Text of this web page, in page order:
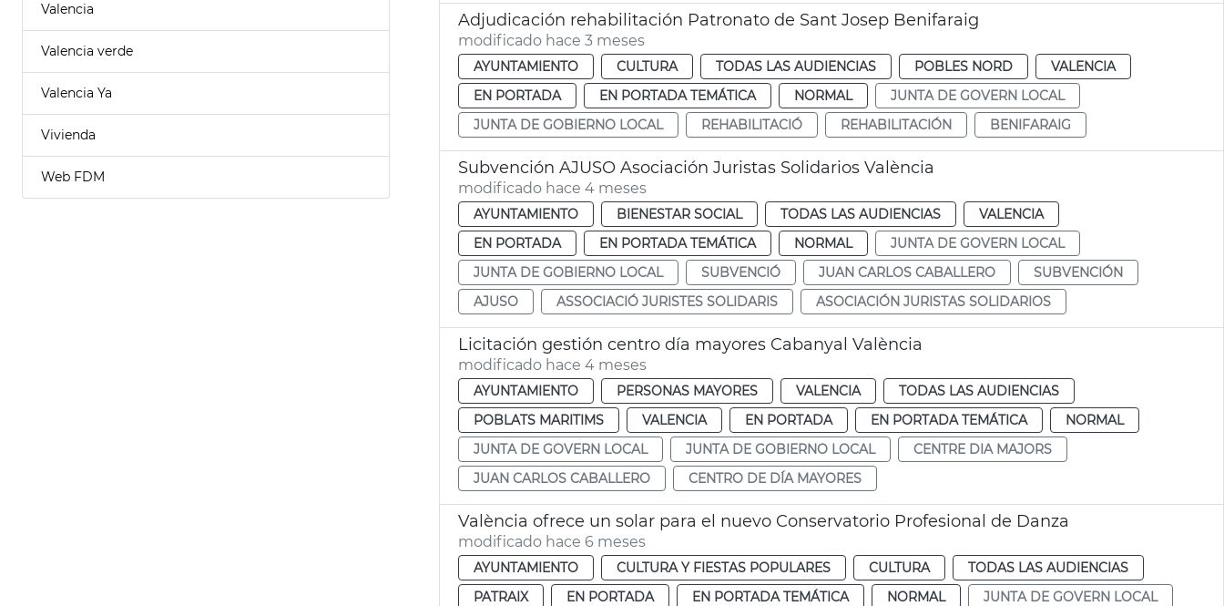
Valencia
Valencia verde
Valencia Ya
Vivienda
Web FDM
Adjudicación rehabilitación Patronato de Sant Josep Benifaraig
modificado hace 3 meses
AYUNTAMIENTO CULTURA TODAS LAS AUDIENCIAS POBLES NORD
VALENCIA
EN PORTADA
EN PORTADA TEMÁTICA NORMAL
JUNTA DE GOVERN LOCAL
JUNTA DE GOBIERNO LOCAL
REHABILITACIÓ REHABILITACIÓN BENIFARAIG
Subvención AJUSO Asociación Juristas Solidarios València
modificado hace 4 meses
AYUNTAMIENTO BIENESTAR SOCIAL TODAS LAS AUDIENCIAS
VALENCIA
EN PORTADA
EN PORTADA TEMÁTICA NORMAL
JUNTA DE GOVERN LOCAL
JUNTA DE GOBIERNO LOCAL
SUBVENCIÓ JUAN CARLOS CABALLERO
SUBVENCIÓN
AJUSO
ASSOCIACIÓ JURISTES SOLIDARIS ASOCIACIÓN JURISTAS SOLIDARIOS
Licitación gestión centro día mayores Cabanyal València
modificado hace 4 meses
AYUNTAMIENTO PERSONAS MAYORES VALENCIA
TODAS LAS AUDIENCIAS
POBLATS MARITIMS
VALENCIA EN PORTADA EN PORTADA TEMÁTICA
NORMAL
JUNTA DE GOVERN LOCAL
JUNTA DE GOBIERNO LOCAL
CENTRE DIA MAJORS
JUAN CARLOS CABALLERO
CENTRO DE DÍA MAYORES
València ofrece un solar para el nuevo Conservatorio Profesional de Danza
modificado hace 6 meses
AYUNTAMIENTO CULTURA Y FIESTAS POPULARES CULTURA
TODAS LAS AUDIENCIAS
PATRAIX
EN PORTADA EN PORTADA TEMÁTICA NORMAL
JUNTA DE GOVERN LOCAL